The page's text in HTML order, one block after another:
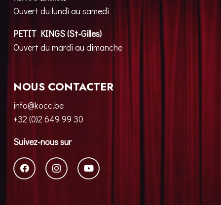
Ouvert du lundi au samedi
PETIT KINGS (St-Gilles)
Ouvert du mardi au dimanche
NOUS CONTACTER
info@kocc.be
+32 (0)2 649 99 30
Suivez-nous sur